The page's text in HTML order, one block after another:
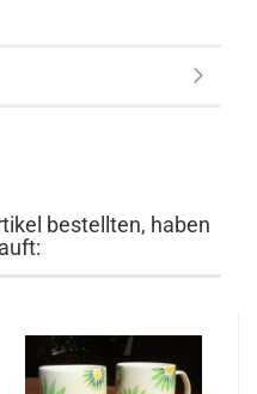
bestellten, haben